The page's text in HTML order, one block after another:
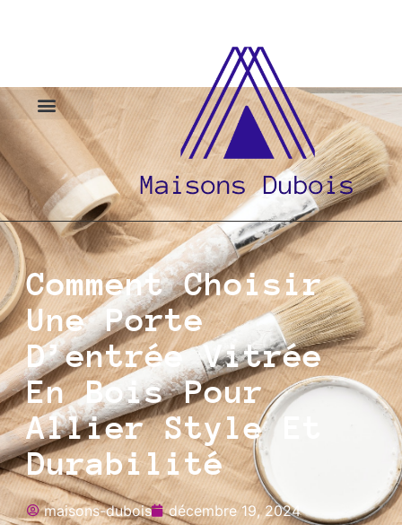
Comment Choisir
Une Porte
D’entrée Vitrée
En Bois Pour
Allier Style Et
Durabilité
maisons-dubois décembre 19, 2024